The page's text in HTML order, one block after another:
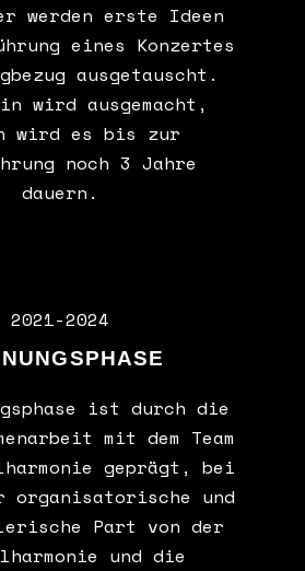
werden erste Ideen
eines Konzertes
ausgetauscht.
wird ausgemacht,
wird es bis zur
noch 3 Jahre
dauern.
2021-2024
ist durch die
mit dem Team
geprägt, bei
organisatorische und
Part von der
und die